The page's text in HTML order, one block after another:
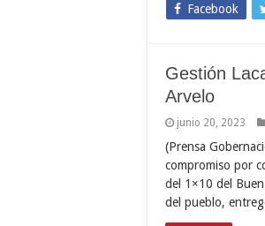
Facebook
Gestión
Arvelo
junio 20, 2023
(Prensa
compromiso por
del 1×10 del
del pueblo,